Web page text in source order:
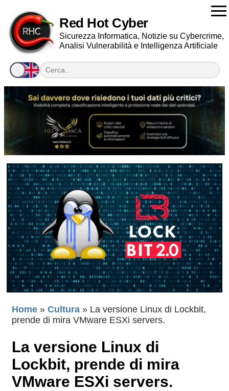
Red Hot Cyber
Sicurezza Informatica, Notizie su Cybercrime,
Analisi Vulnerabilità e Intelligenza Artificiale
Home » Cultura » La versione Linux di Lockbit,
prende di mira VMware ESXi servers.
La versione Linux di
Lockbit, prende di mira
VMware ESXi servers.